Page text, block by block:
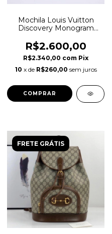
Mochila Louis Vuitton
Discovery Monogram
R$2.600,00
R$2.340,00 com Pix
10 x de R$260,00 sem juros
FRETE GRÁTIS